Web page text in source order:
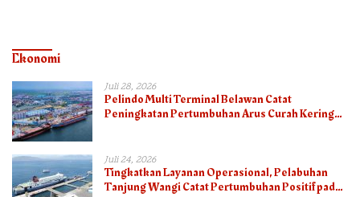
Ekonomi
Juli 28, 2026
Pelindo Multi Terminal Belawan Catat
Peningkatan Pertumbuhan Arus Curah Kering
Juli 24, 2026
Tingkatkan Layanan Operasional, Pelabuhan
Tanjung Wangi Catat Pertumbuhan Positif pada